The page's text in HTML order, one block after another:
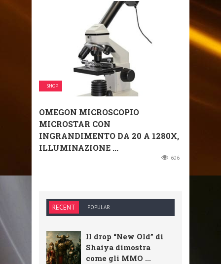
SHOP
OMEGON MICROSCOPIO
MICROSTAR CON
INGRANDIMENTO DA 20 A 1280X,
ILLUMINAZIONE ...
606
RECENT POPULAR
Il drop “New Old” di
Shaiya dimostra
come gli MMO ...